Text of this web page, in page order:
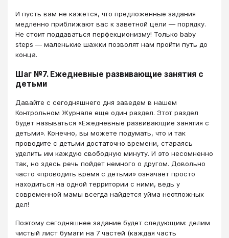
И пусть вам не кажется, что предложенные задания
медленно приближают вас к заветной цели — порядку.
Не стоит поддаваться перфекционизму! Только baby
steps — маленькие шажки позволят нам пройти путь до
конца.
Шаг №7. Ежедневные развивающие занятия с
детьми
Давайте с сегодняшнего дня заведем в нашем
Контрольном Журнале еще один раздел. Этот раздел
будет называться «Ежедневные развивающие занятия с
детьми». Конечно, вы можете подумать, что и так
проводите с детьми достаточно времени, стараясь
уделить им каждую свободную минуту. И это несомненно
так, но здесь речь пойдет немного о другом. Довольно
часто «проводить время с детьми» означает просто
находиться на одной территории с ними, ведь у
современной мамы всегда найдется уйма неотложных
дел!
Поэтому сегодняшнее задание будет следующим: делим
чистый лист бумаги на 7 частей (каждая часть